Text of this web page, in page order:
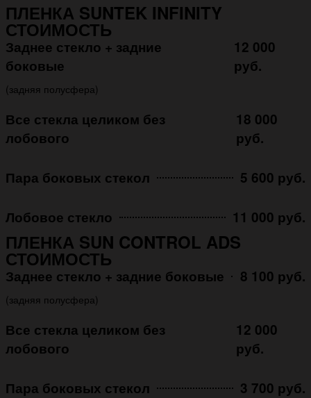
ПЛЕНКА SUNTEK INFINITY
СТОИМОСТЬ
Заднее стекло + задние
боковые
12 000
руб.
(задняя полусфера)
Все стекла целиком без
лобового
18 000
руб.
Пара боковых стекол 5 600 руб.
Лобовое стекло 11 000 руб.
ПЛЕНКА SUN CONTROL ADS
СТОИМОСТЬ
Заднее стекло + задние боковые 8 100 руб.
(задняя полусфера)
Все стекла целиком без
лобового
12 000
руб.
Пара боковых стекол 3 700 руб.